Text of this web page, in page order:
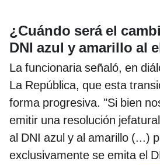
¿Cuándo será el
DNI azul y amarillo al
La funcionaria señaló, en
La República, que esta
forma progresiva. "Si bien
emitir una resolución
al DNI azul y al amarillo (...)
exclusivamente se emita el